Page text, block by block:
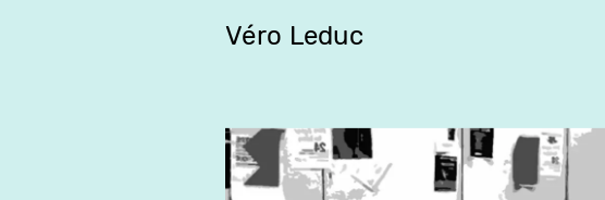
Véro Leduc